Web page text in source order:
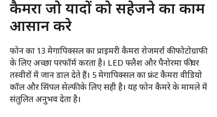
w
t
e
r
F
e
e
कैमरा जो यादों को सहेजने का काम
आसान करे
फोन का 13 मेगापिक्सल का प्राइमरी कैमरा रोजमर्रा की फोटोग्राफी
के लिए अच्छा परफॉर्म करता है। LED फ्लैश और पैनोरमा फीचर
तस्वीरों में जान डाल देते हैं। 5 मेगापिक्सल का फ्रंट कैमरा वीडियो
कॉल और सिंपल सेल्फी के लिए सही है। यह फोन कैमरे के मामले में
संतुलित अनुभव देता है।